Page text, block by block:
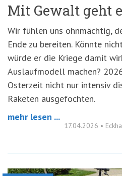
Mit Gewalt geht
Wir fühlen uns ohnmächtig,
Ende zu bereiten. Könnte
würde er die Kriege damit
Auslaufmodell machen?
Osterzeit nicht nur intensiv
Raketen ausgefochten.
mehr lesen ...
17.04.2026 •